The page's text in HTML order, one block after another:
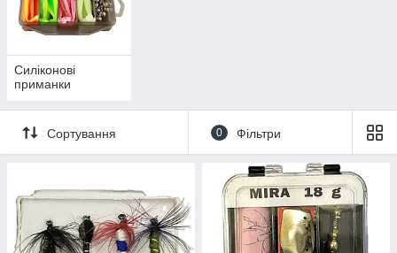
Силіконові
приманки
Сортування 0 Фільтри